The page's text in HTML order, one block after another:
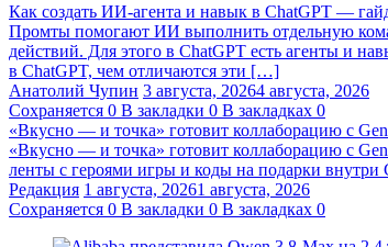
Как создать ИИ-агента и навык в ChatGPT —
Промты помогают ИИ выполнить отдельную
действий. Для этого в ChatGPT есть агенты и
в ChatGPT, чем отличаются эти […]
Анатолий Чупин 3 августа, 20264 августа, 2026
Сохраняется 0 В закладки 0 В закладках 0
«Вкусно — и точка» готовит коллаборацию с
«Вкусно — и точка» готовит коллаборацию с
ленты с героями игры и коды на подарки
Редакция 1 августа, 20261 августа, 2026
Сохраняется 0 В закладки 0 В закладках 0